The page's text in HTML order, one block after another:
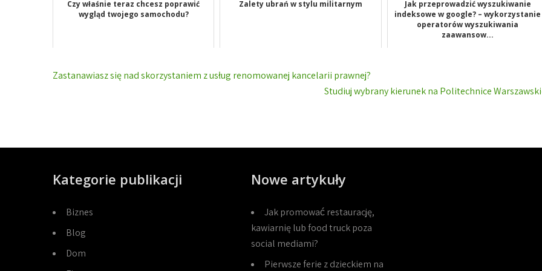
Czy właśnie teraz chcesz poprawić
wygląd twojego samochodu?
Zalety ubrań w stylu militarnym
Jak przeprowadzić wyszukiwanie
indeksowe w google? – wykorzystanie
operatorów wyszukiwania
zaawansow...
Nawigacja
Zastanawiasz się nad skorzystaniem z usług renomowanej kancelarii prawnej?
Studiuj wybrany kierunek na Politechnice
Kategorie publikacji
Biznes
Blog
Dom
Nowe artykuły
Jak promować restaurację,
kawiarnię lub food truck poza
social mediami?
Pierwsze ferie z dzieckiem na